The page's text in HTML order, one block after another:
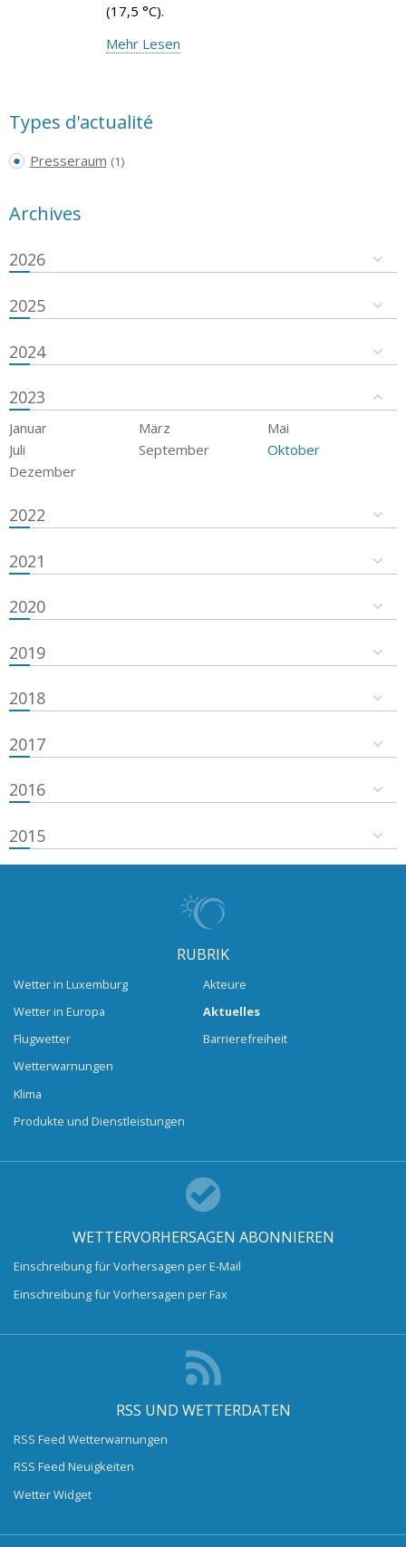
(17,5 °C).
Mehr Lesen
Types d'actualité
Presseraum (1)
Archives
2026
2025
2024
2023
Januar März
Mai
Juli
September
Oktober
Dezember
2022
2021
2020
2019
2018
2017
2016
2015
RUBRIK
Wetter in Luxemburg
Wetter in Europa
Flugwetter
Wetterwarnungen
Klima
Produkte und Dienstleistungen
Akteure
Aktuelles
Barrierefreiheit
WETTERVORHERSAGEN ABONNIEREN
Einschreibung für Vorhersagen per E-Mail
Einschreibung für Vorhersagen per Fax
RSS UND WETTERDATEN
RSS Feed Wetterwarnungen
RSS Feed Neuigkeiten
Wetter Widget